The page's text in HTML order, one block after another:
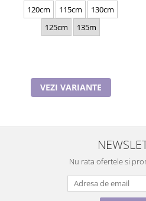
120cm 115cm
130cm
125cm
135m
VEZI VARIANTE
Nu rata ofertele si